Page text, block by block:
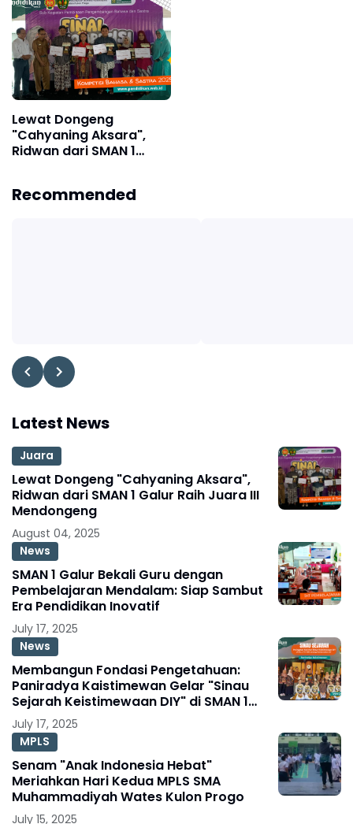
Lewat Dongeng
"Cahyaning Aksara",
Ridwan dari SMAN 1
Recommended
Latest News
Juara
Lewat Dongeng "Cahyaning Aksara",
Ridwan dari SMAN 1 Galur Raih Juara III
Mendongeng
August 04, 2025
News
SMAN 1 Galur Bekali Guru dengan
Pembelajaran Mendalam: Siap Sambut
Era Pendidikan Inovatif
July 17, 2025
News
Membangun Fondasi Pengetahuan:
Paniradya Kaistimewan Gelar "Sinau
Sejarah Keistimewaan DIY" di SMAN 1
Galur
July 17, 2025
MPLS
Senam "Anak Indonesia Hebat"
Meriahkan Hari Kedua MPLS SMA
Muhammadiyah Wates Kulon Progo
July 15, 2025